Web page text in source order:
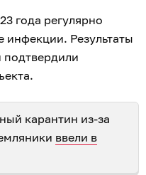
года регулярно
инфекции. Результаты
карантин из-за
ввели в